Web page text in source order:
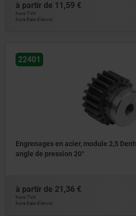
à partir de 11,59 €
hors TVA
hors frais d’envoi
22401
Engrenages en acier, module 2,5
angle de pression 20°
à partir de 21,36 €
hors TVA
hors frais d’envoi